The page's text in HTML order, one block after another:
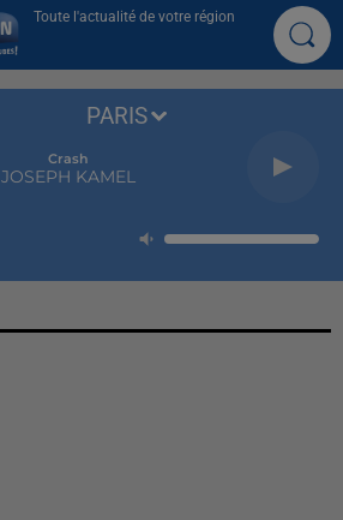
Toute l'actualité de votre région
Crash
JOSEPH KAMEL
PARIS